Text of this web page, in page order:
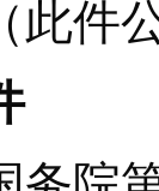
件公